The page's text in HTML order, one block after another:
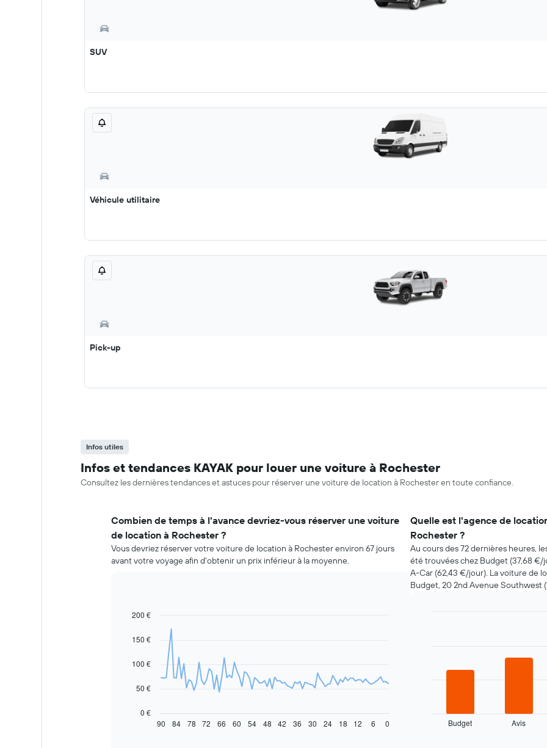
SUV
Véhicule utilitaire
Pick-up
Infos utiles
Infos et tendances KAYAK pour louer une voiture à Rochester
Consultez les dernières tendances et astuces pour réserver une voiture de location à Rochester en toute confiance.
Combien de temps à l'avance devriez-vous réserver une voiture
de location à Rochester ?
Vous devriez réserver votre voiture de location à Rochester environ 67 jours
avant votre voyage afin d'obtenir un prix inférieur à la moyenne.
Line
points.
dessous
Chart
0 €
50 €
100 €
150 €
200 €
90 60 30 0
84 78 72 66 54 48 42 36 24 18 12 6
Quelle est l'agence de
Rochester ?
Au cours des 72 dernières heures,
été trouvées chez Budget (37,68 €/
A-Car (62,43 €/jour). La voiture de
Budget, 20 2nd Avenue Southwest
dessousBudget Avis